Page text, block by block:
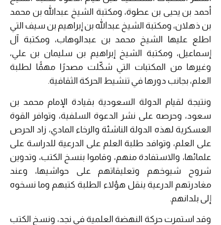
أحمد بن يحيى بن عطوة، ومكتبة الشيخ عبدالله بن محمد
بن ذهلان، ومكتبة الشيخ عبدالله بن إبراهيم بن سيف التي
اطلع عليها الشيخ محمد بن عبدالوهاب، ومكتبة آل
إسماعيل، ومكتبة الشيخ إبراهيم بن سليمان بن علي،
وغيرها من المكتبات التي شكّلت مصدرًا مهمًّا لطلبة
العلم، بجانب دورها في تنشيط الحركة الثقافية.
ونتيجة لقيام الدولة السعودية بقيادة الإمام محمد بن
سعود، وحرصه على نشر الدعوة السلفية، وتوافر القوة
العسكرية لهذه الدولة الناشئة والرخاء المادي، زاد الحرص
على العلم، وتوافد طلبة العلم على الدرعية للدراسة على
علمائها، والاستفادة منهم، وقاموا بنسخ الكتب، وتدوين
شروح شيوخهم وتعليقاتهم على حواشيها، وعند
مغادرتهم الدرعية ينقل هؤلاء الطلبة كتبهم وما نسخوه
إلى بلدانهم.
وقد استمرت حركة النهضة العلمية في نجد، ونسخِ الكتب